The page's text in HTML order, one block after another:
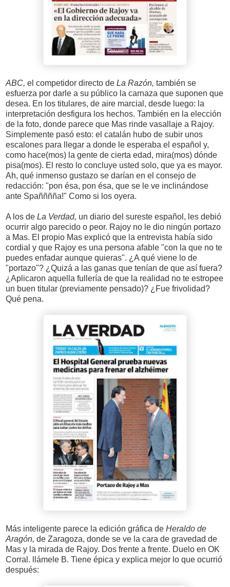
ABC, el competidor directo de La Razón, también se
esfuerza por darle a su público la carnaza que suponen que
desea. En los titulares, de aire marcial, desde luego: la
interpretación desfigura los hechos. También en la elección
de la foto, donde parece que Mas rinde vasallaje a Rajoy.
Simplemente pasó esto: el catalán hubo de subir unos
escalones para llegar a donde le esperaba el español y,
como hace(mos) la gente de cierta edad, mira(mos) dónde
pisa(mos). El resto lo concluye usted solo, que ya es mayor.
Ah, qué inmenso gustazo se darían en el consejo de
redacción: "pon ésa, pon ésa, que se le ve inclinándose
ante Spañññña!" Como si los oyera.
A los de La Verdad, un diario del sureste español, les debió
ocurrir algo parecido o peor. Rajoy no le dio ningún portazo
a Mas. El propio Mas explicó que la entrevista había sido
cordial y que Rajoy es una persona afable "con la que no te
puedes enfadar aunque quieras". ¿A qué viene lo de
"portazo"? ¿Quizá a las ganas que tenían de que así fuera?
¿Aplicaron aquella fullería de que la realidad no te estropee
un buen titular (previamente pensado)? ¿Fue frivolidad?
Qué pena.
Más inteligente parece la edición gráfica de Heraldo de
Aragón, de Zaragoza, donde se ve la cara de gravedad de
Mas y la mirada de Rajoy. Dos frente a frente. Duelo en OK
Corral. llámele B. Tiene épica y explica mejor lo que ocurrió
después: